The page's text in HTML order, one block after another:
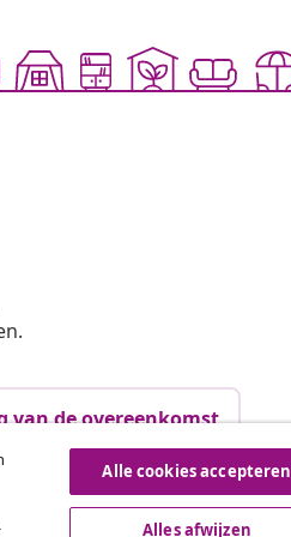
van de overeenkomst
vidaXL
Alle cookies accepteren
Alles afwijzen